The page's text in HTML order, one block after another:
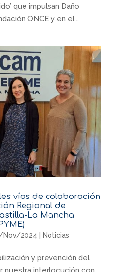
que impulsan Daño
ONCE y en el...
vías de colaboración
Regional de
La Mancha
Nov/2024 Noticias
y prevención del
nuestra interlocución con